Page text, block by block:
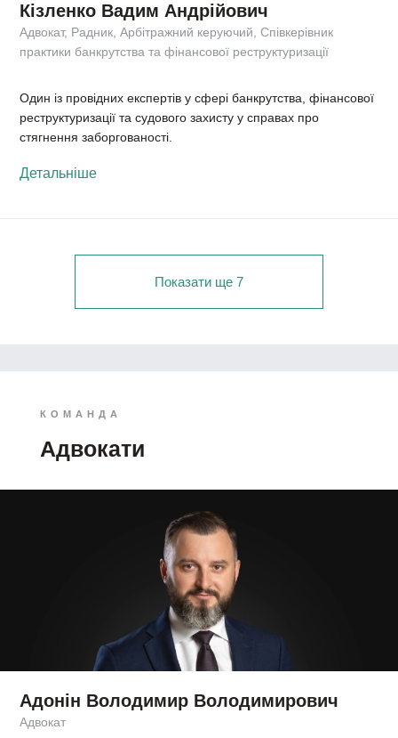
Кізленко Вадим Андрійович
Адвокат, Радник, Арбітражний керуючий, Співкерівник
практики банкрутства та фінансової реструктуризації
Один із провідних експертів у сфері банкрутства, фінансової
реструктуризації та судового захисту у справах про
стягнення заборгованості.
Детальніше
Показати ще 7
КОМАНДА
Адвокати
Адонін Володимир Володимирович
Адвокат